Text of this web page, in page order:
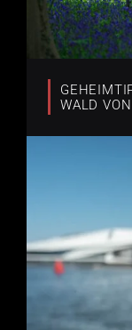
WALD